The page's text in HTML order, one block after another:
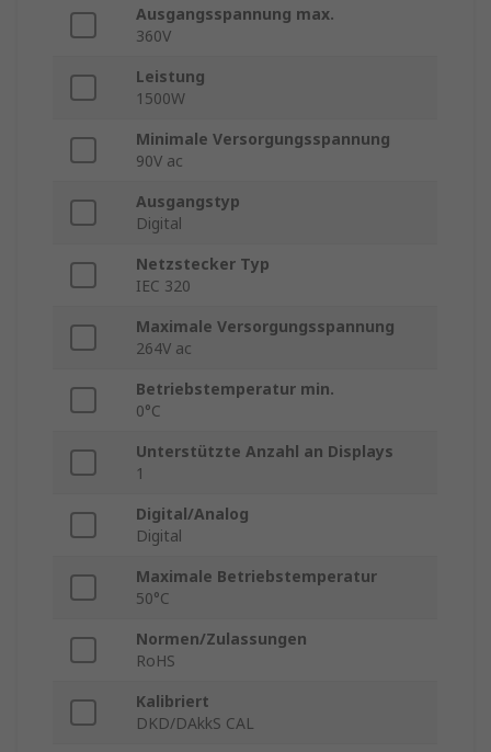
Ausgangsspannung max.
360V
Leistung
1500W
Minimale Versorgungsspannung
90V ac
Ausgangstyp
Digital
Netzstecker Typ
IEC 320
Maximale Versorgungsspannung
264V ac
Betriebstemperatur min.
0°C
Unterstützte Anzahl an Displays
1
Digital/Analog
Digital
Maximale Betriebstemperatur
50°C
Normen/Zulassungen
RoHS
Kalibriert
DKD/DAkkS CAL